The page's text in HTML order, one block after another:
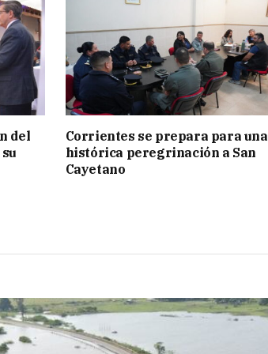
del
Corrientes se prepara para una
histórica peregrinación a San
Cayetano